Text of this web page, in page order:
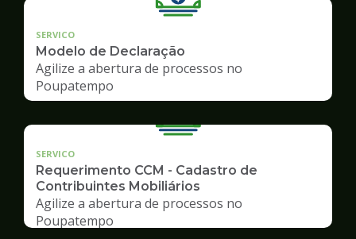
SERVICO
Modelo de Declaração
Agilize a abertura de processos no
Poupatempo
SERVICO
Requerimento CCM - Cadastro de
Contribuintes Mobiliários
Agilize a abertura de processos no
Poupatempo